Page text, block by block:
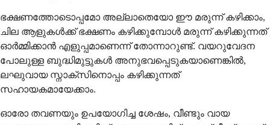
ഭക്ഷണത്തോടൊപ്പമോ അല്ലാതെയോ ഈ മരുന്ന് കഴിക്കാം,
ചില ആളുകൾക്ക് ഭക്ഷണം കഴിക്കുമ്പോൾ മരുന്ന് കഴിക്കുന്നത്
ഓർമ്മിക്കാൻ എളുപ്പമാണെന്ന് തോന്നാറുണ്ട്. വയറുവേദന
പോലുള്ള ബുദ്ധിമുട്ടുകൾ അനുഭവപ്പെടുകയാണെങ്കിൽ,
ലഘുവായ സ്നാക്സിനൊപ്പം കഴിക്കുന്നത്
സഹായകമായേക്കാം.
ഓരോ തവണയും ഉപയോഗിച്ച ശേഷം, വീണ്ടും വായ